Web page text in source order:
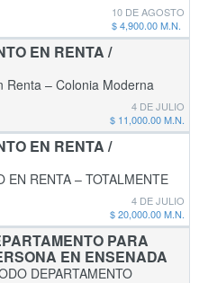
10 DE AGOSTO
$ 4,900.00 M.N.
EN RENTA /
Renta – Colonia Moderna
Ubicación: Colonia
✔ Totalmente
✔ Cocina ✔ Comedor
4 DE JULIO
$ 11,000.00 M.N.
EN RENTA /
EN RENTA – TOTALMENTE
completos · Terraza ·
sala, comedor, cocina
4 DE JULIO
$ 20,000.00 M.N.
PARA
EN ENSENADA
DEPARTAMENTO